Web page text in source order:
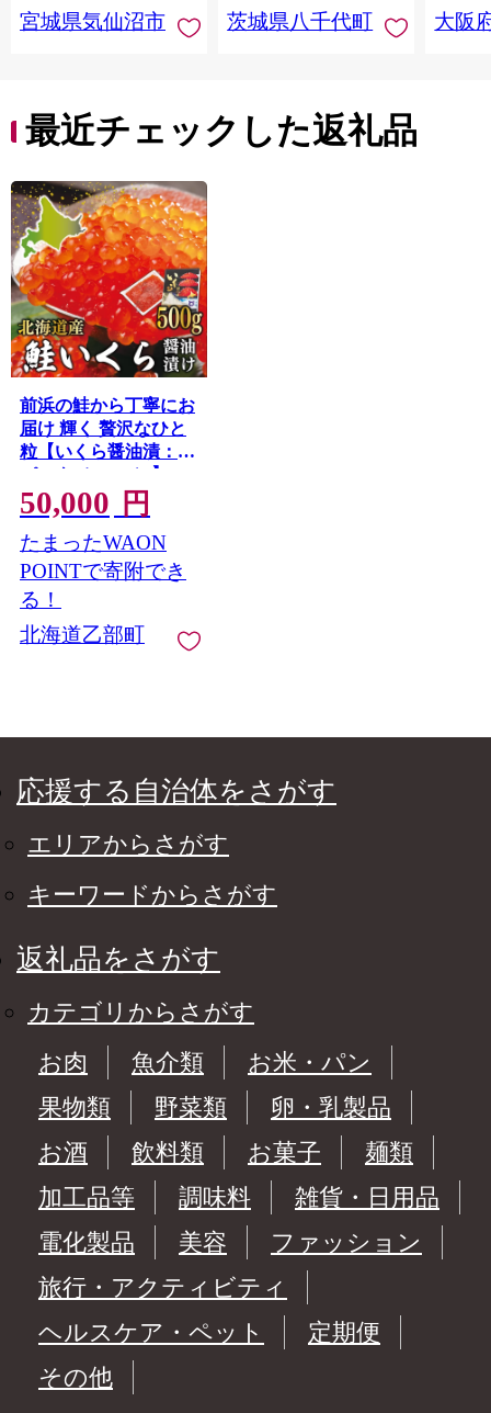
宮城県気仙沼市
茨城県八千代町
大阪
最近チェックした返礼品
前浜の鮭から丁寧にお
届け 輝く 贅沢なひと
粒【いくら醤油漬：1
パック（500ｇ）】＜
鮮度にこだわる「笹谷
商店」の絶品の醤油タ
レ イクラ 鮭いくら 鮭
イクラ 醤油いくら 醤
油イクラ いくら醤油
漬け イクラ醤油漬け
醤油漬 いくら丼 秋鮭
50,000 円
たまったWAON
POINTで寄附でき
る！
北海道乙部町
応援する自治体をさがす
エリアからさがす
キーワードからさがす
返礼品をさがす
カテゴリからさがす
お肉
魚介類
お米・パン
果物類
野菜類
卵・乳製品
お酒
飲料類 お菓子
麺類
加工品等
調味料
雑貨・日用品
電化製品
美容
ファッション
旅行・アクティビティ
ヘルスケア・ペット
定期便
その他